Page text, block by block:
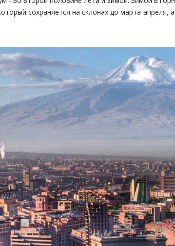
сохраняется на склонах до марта-апреля,